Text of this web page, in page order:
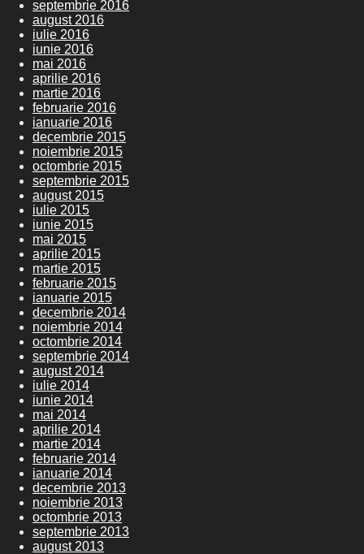
septembrie 2016
august 2016
iulie 2016
iunie 2016
mai 2016
aprilie 2016
martie 2016
februarie 2016
ianuarie 2016
decembrie 2015
noiembrie 2015
octombrie 2015
septembrie 2015
august 2015
iulie 2015
iunie 2015
mai 2015
aprilie 2015
martie 2015
februarie 2015
ianuarie 2015
decembrie 2014
noiembrie 2014
octombrie 2014
septembrie 2014
august 2014
iulie 2014
iunie 2014
mai 2014
aprilie 2014
martie 2014
februarie 2014
ianuarie 2014
decembrie 2013
noiembrie 2013
octombrie 2013
septembrie 2013
august 2013